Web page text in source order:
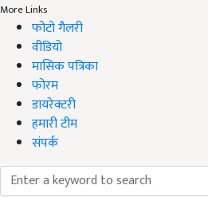
More Links
फोटो गैलरी
वीडियो
मासिक पत्रिका
फोरम
डायरेक्टरी
हमारी टीम
संपर्क